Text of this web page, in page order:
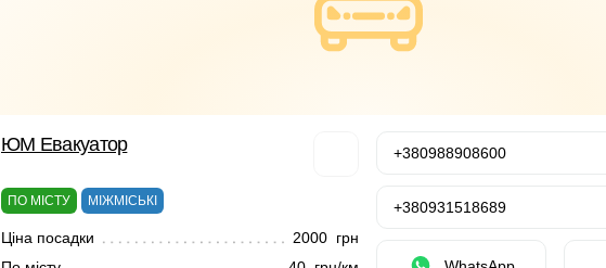
ЮМ Евакуатор
ПО МІСТУ МІЖМІСЬКІ
Ціна посадки
2000 грн
+380988908600
+380931518689